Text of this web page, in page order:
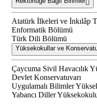
Atatürk İlkeleri ve İnkılâp
Enformatik Bölümü
Türk Dili Bölümü
Yüksekokullar ve
Çaycuma Sivil Havacılık
Devlet Konservatuvarı
Uygulamalı Bilimler
Yabancı Diller